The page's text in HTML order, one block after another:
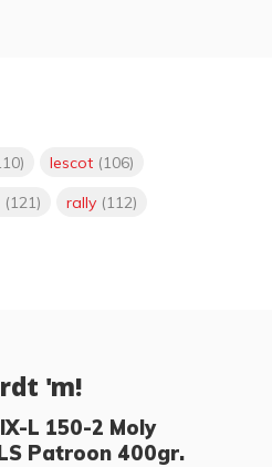
lescot (106)
(121) rally (112)
'm!
L 150-2 Moly
Patroon 400gr.